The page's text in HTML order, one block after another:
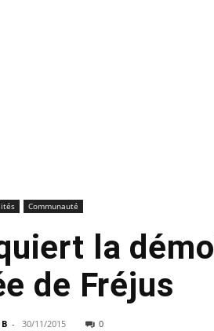
Communauté
la
de Fréjus
- 30/11/2015 0